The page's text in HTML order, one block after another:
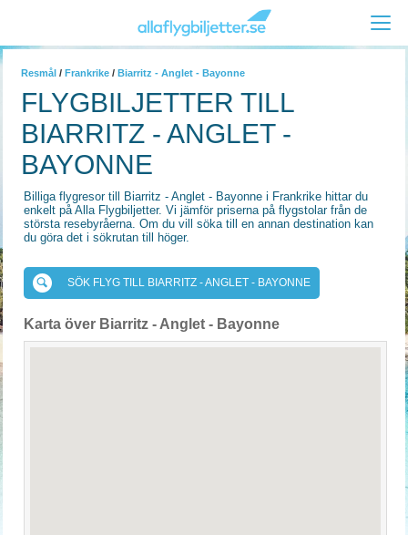
Resmål / Frankrike / Biarritz - Anglet - Bayonne
FLYGBILJETTER TILL
BIARRITZ - ANGLET -
BAYONNE
Billiga flygresor till Biarritz - Anglet - Bayonne i Frankrike hittar du
enkelt på Alla Flygbiljetter. Vi jämför priserna på flygstolar från de
största resebyråerna. Om du vill söka till en annan destination kan
du göra det i sökrutan till höger.
SÖK FLYG TILL BIARRITZ - ANGLET - BAYONNE
Karta över Biarritz - Anglet - Bayonne